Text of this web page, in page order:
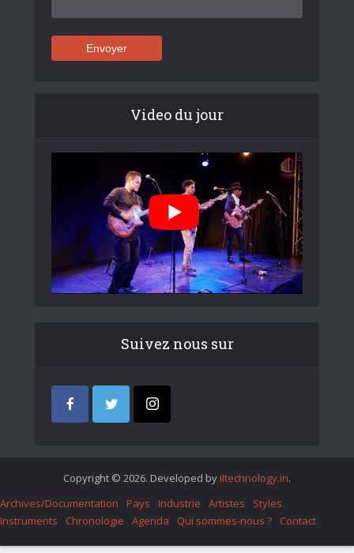
Video du jour
Suivez nous sur
Copyright © 2026. Developed by iItechnology.in.
Archives/Documentation
Pays Industrie Artistes
Styles
Instruments
Chronologie Agenda Qui sommes-nous ? Contact